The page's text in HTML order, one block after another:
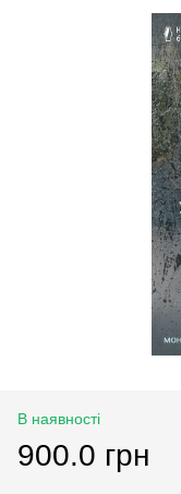
В наявності
900.0 грн